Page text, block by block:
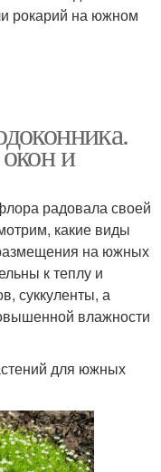
рокарий на южном
и
радовала своей
какие виды
на южных
к теплу и
суккуленты, а
влажности
для южных